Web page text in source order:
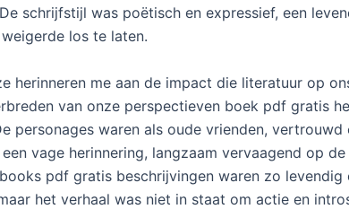
schrijfstijl was poëtisch en expressief, een
los te laten.
herinneren me aan de impact die literatuur op
van onze perspectieven boek pdf gratis
personages waren als oude vrienden,
vage herinnering, langzaam vervaagend op
pdf gratis beschrijvingen waren zo
het verhaal was niet in staat om actie en